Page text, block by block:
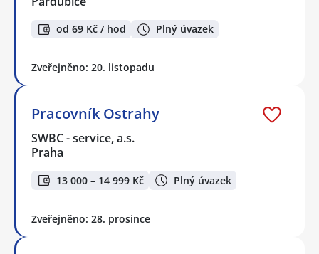
od 69 Kč / hod Plný úvazek
Zveřejněno: 20. listopadu
Pracovník Ostrahy
SWBC - service, a.s.
Praha
13 000 – 14 999 Kč Plný úvazek
Zveřejněno: 28. prosince